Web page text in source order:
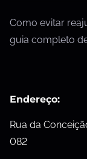
Como evitar
guia completo
Endereço:
Rua da
082